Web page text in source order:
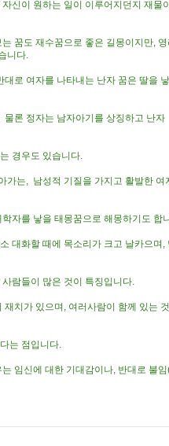
신이 원하는 일이 이루어지던지 재물
꿈도 재수꿈으로 좋은 길몽이지만, 영
니다.
로 여자를 나타내는 난자 꿈은 딸을 낳
론 정자는 남자아기를 상징하고 난자
경우도 있습니다.
가는, 남성적 기질을 가지고 활발한 여
자를 낳을 태몽꿈으로 해몽하기도 합
대화할 때에 목소리가 크고 날카으며,
람들이 많은 것이 특징입니다.
치가 있으며, 여러사람이 함께 있는 것
는 점입니다.
임신에 대한 기대감이나, 반대로 불